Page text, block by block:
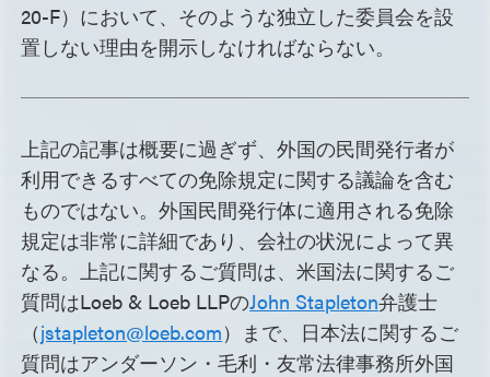
20-F）において、そのような独立した委員会を設
置しない理由を開示しなければならない。
上記の記事は概要に過ぎず、外国の民間発行者が
利用できるすべての免除規定に関する議論を含む
ものではない。外国民間発行体に適用される免除
規定は非常に詳細であり、会社の状況によって異
なる。上記に関するご質問は、米国法に関するご
質問はLoeb & Loeb LLPのJohn Stapleton弁護士
（jstapleton@loeb.com）まで、日本法に関するご
質問はアンダーソン・毛利・友常法律事務所外国